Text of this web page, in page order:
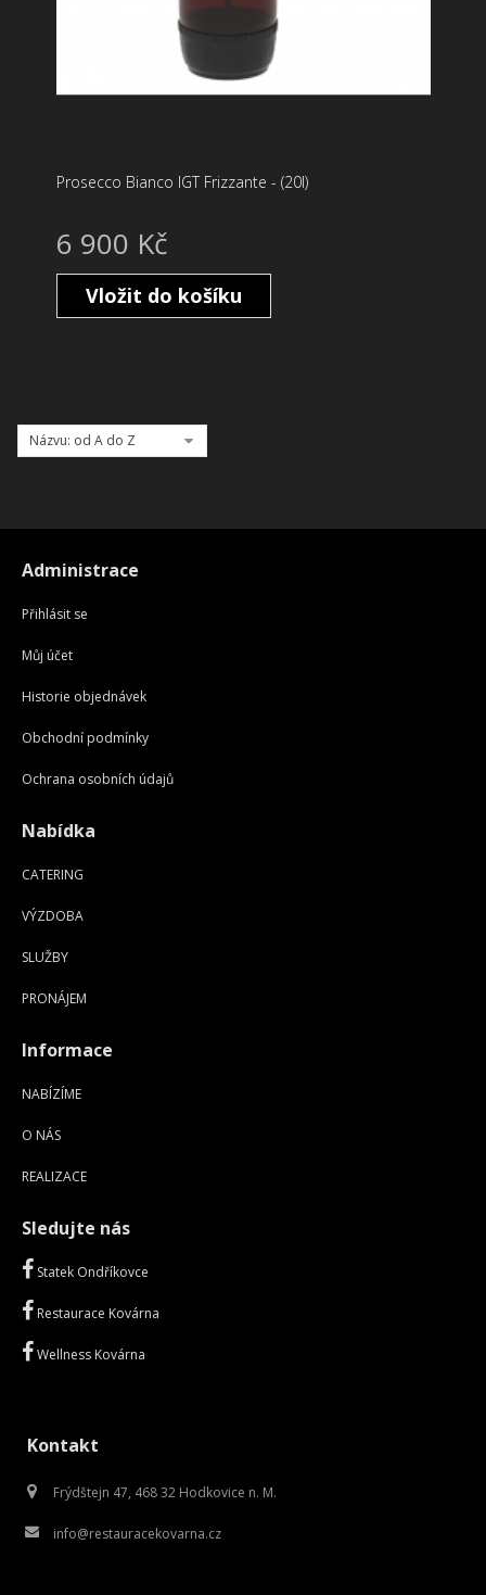
Prosecco Bianco IGT Frizzante - (20l)
6 900 Kč
Vložit do košíku
Názvu: od A do Z
Administrace
Přihlásit se
Můj účet
Historie objednávek
Obchodní podmínky
Ochrana osobních údajů
Nabídka
CATERING
VÝZDOBA
SLUŽBY
PRONÁJEM
Informace
NABÍZÍME
O NÁS
REALIZACE
Sledujte nás
Statek Ondříkovce
Restaurace Kovárna
Wellness Kovárna
Kontakt
Frýdštejn 47, 468 32 Hodkovice n. M.
info@restauracekovarna.cz